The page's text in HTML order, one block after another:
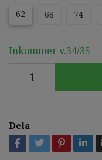
62 68 74
Inkommer v.34/35
Dela